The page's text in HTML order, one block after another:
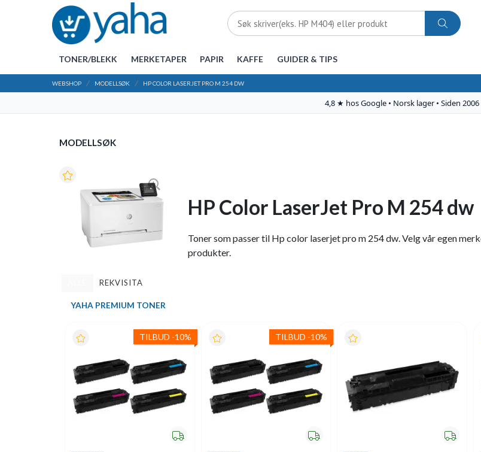
TONER/BLEKK MERKETAPER PAPIR KAFFE GUIDER & TIPS
WEBSHOP MODELLSØK HP COLOR LASERJET PRO M 254 DW
MODELLSØK
HP Color LaserJet Pro M 254 dw
Toner som passer til Hp color laserjet pro m 254 dw. Velg vår egen
produkter.
REKVISITA
YAHA PREMIUM TONER
TILBUD -10% TILBUD -10%